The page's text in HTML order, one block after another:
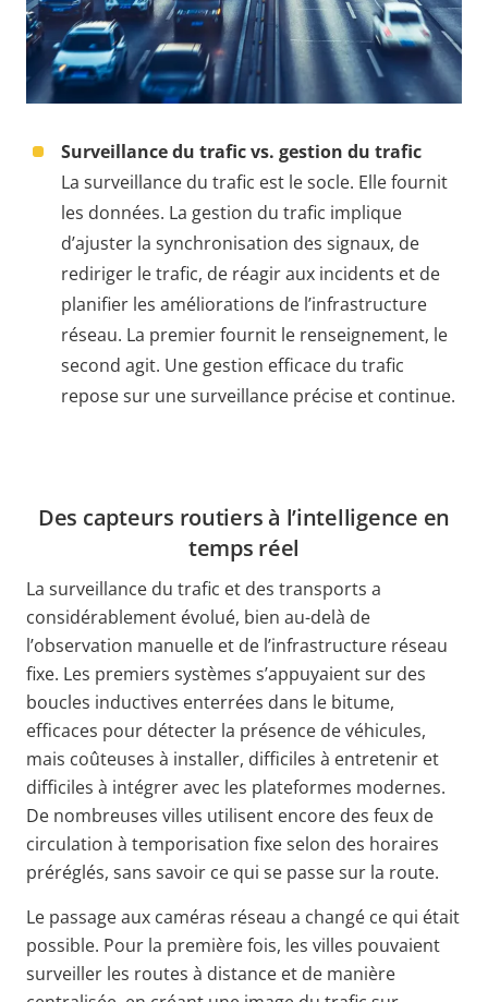
Surveillance du trafic vs. gestion du trafic
La surveillance du trafic est le socle. Elle fournit
les données. La gestion du trafic implique
d’ajuster la synchronisation des signaux, de
rediriger le trafic, de réagir aux incidents et de
planifier les améliorations de l’infrastructure
réseau. La premier fournit le renseignement, le
second agit. Une gestion efficace du trafic
repose sur une surveillance précise et continue.
Des capteurs routiers à l’intelligence en
temps réel
La surveillance du trafic et des transports a
considérablement évolué, bien au-delà de
l’observation manuelle et de l’infrastructure réseau
fixe. Les premiers systèmes s’appuyaient sur des
boucles inductives enterrées dans le bitume,
efficaces pour détecter la présence de véhicules,
mais coûteuses à installer, difficiles à entretenir et
difficiles à intégrer avec les plateformes modernes.
De nombreuses villes utilisent encore des feux de
circulation à temporisation fixe selon des horaires
préréglés, sans savoir ce qui se passe sur la route.
Le passage aux caméras réseau a changé ce qui était
possible. Pour la première fois, les villes pouvaient
surveiller les routes à distance et de manière